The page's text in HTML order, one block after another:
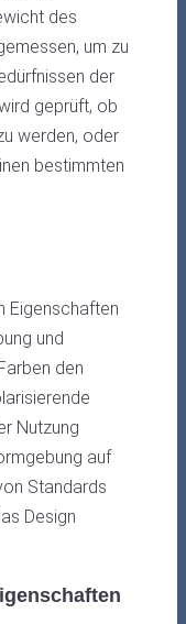
des
um zu
der
geprüft, ob
werden, oder
bestimmten
Eigenschaften
und
den
Nutzung
auf
Standards
Design